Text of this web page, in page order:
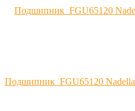
Подшипник FGU65120 Nadella